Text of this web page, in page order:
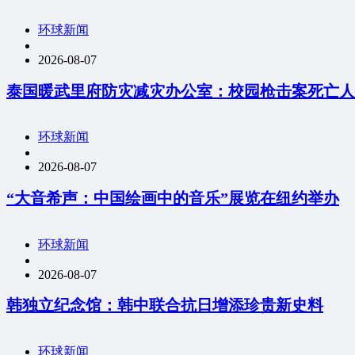
环球新闻
2026-08-07
泰国暖武里府防灾减灾办公室：校园枪击案死亡
环球新闻
2026-08-07
“大音希声：中国绘画中的音乐”展览在纽约举办
环球新闻
2026-08-07
韩独立纪念馆：韩中联合抗日增添珍贵新史料
环球新闻